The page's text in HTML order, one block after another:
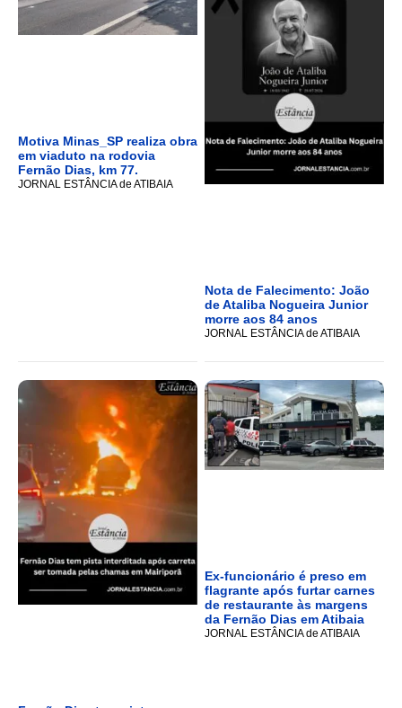
Motiva Minas_SP realiza obra
em viaduto na rodovia
Fernão Dias, km 77.
JORNAL ESTÂNCIA de ATIBAIA
Nota de Falecimento: João
de Ataliba Nogueira Junior
morre aos 84 anos
JORNAL ESTÂNCIA de ATIBAIA
Ex-funcionário é preso em
flagrante após furtar carnes
de restaurante às margens
da Fernão Dias em Atibaia
JORNAL ESTÂNCIA de ATIBAIA